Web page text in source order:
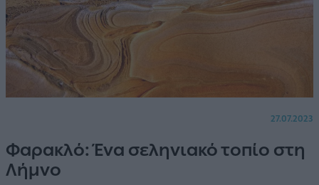
27.07.2023
Φαρακλό: Ένα σεληνιακό τοπίο στη
Λήμνο